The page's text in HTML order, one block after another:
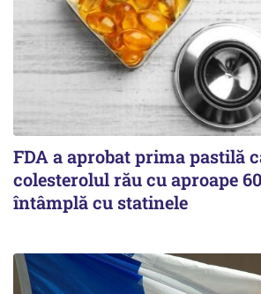
FDA a aprobat prima pastilă
colesterolul rău cu aproape
întâmplă cu statinele